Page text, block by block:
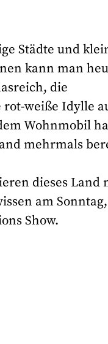
Städte und
kann man
die
rot-weiße Idylle
Wohnmobil
mehrmals
dieses Land
am Sonntag,
Show.